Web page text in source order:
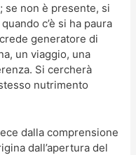
se non è presente, si
c’è si ha paura
generatore di
un viaggio, una
Si cercherà
nutrimento
dalla comprensione
dall’apertura del